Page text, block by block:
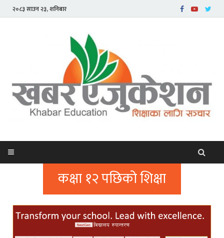
२०८३ साउन २३, शनिबार
कक्षा १२ पछिको शिक्षा